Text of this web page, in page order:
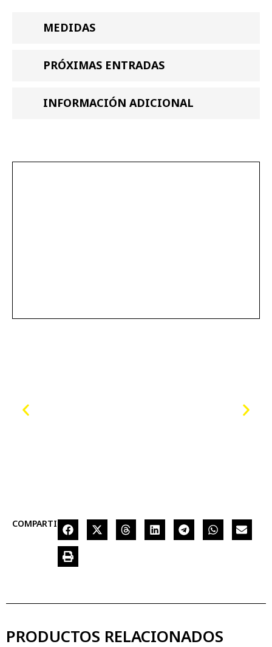
MEDIDAS
PRÓXIMAS ENTRADAS
INFORMACIÓN ADICIONAL
COMPARTIR
PRODUCTOS RELACIONADOS